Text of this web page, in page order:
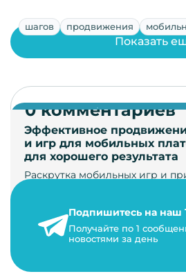
шагов продвижения
Эффективное
и игр для мобильных
для хорошего результата
Раскрутка мобильных игр и
24 января 2021 г.
14 минут на чтение
Показать
0 комментариев
Подпишитесь на наш
Получайте по 1
новостями за день